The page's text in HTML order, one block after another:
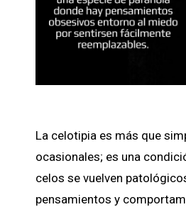
La celotipia es más que
ocasionales; es una
celos se vuelven
pensamientos y